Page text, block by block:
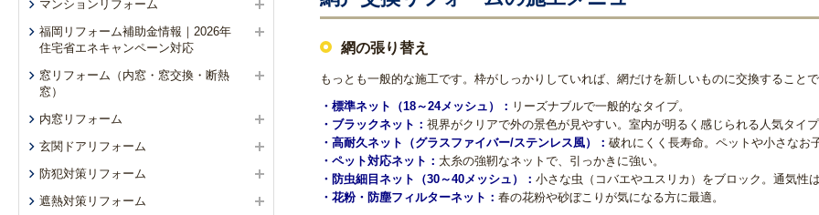
網の張り替え
もっとも一般的な施工です。枠がしっかりしていれば、網だけを新しいものに交換すること
・標準ネット（18～24メッシュ）： リーズナブルで一般的なタイプ。
・ブラックネット： 視界がクリアで外の景色が見やすい。室内が明るく感じられる人気タイ
・高耐久ネット（グラスファイバー/ステンレス風）： 破れにくく長寿命。ペットや小さなお
・ペット対応ネット： 太糸の強靭なネットで、引っかきに強い。
・防虫細目ネット（30～40メッシュ）： 小さな虫（コバエやユスリカ）をブロック。通気性
・花粉・防塵フィルターネット： 春の花粉や砂ぼこりが気になる方に最適。
マンションリフォーム
福岡リフォーム補助金情報｜2026年
住宅省エネキャンペーン対応
窓リフォーム（内窓・窓交換・断熱
窓）
内窓リフォーム
玄関ドアリフォーム
防犯対策リフォーム
遮熱対策リフォーム